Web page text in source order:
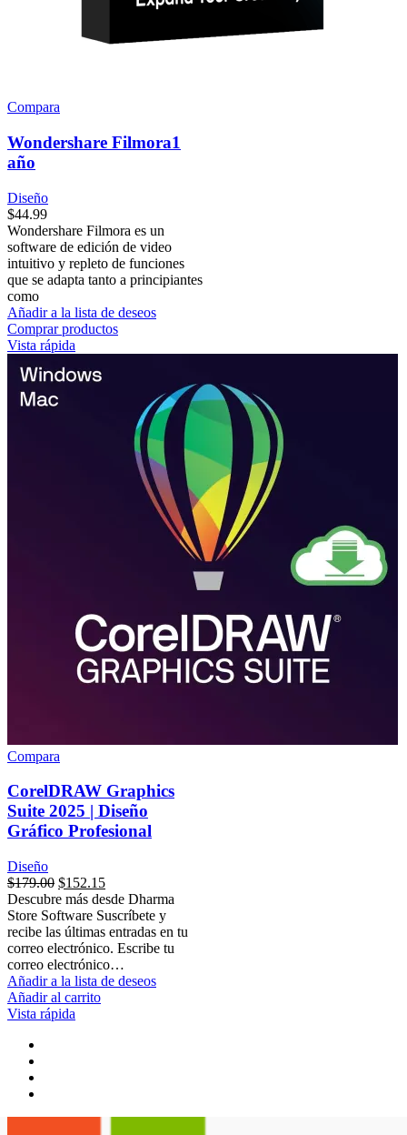
Compara
Wondershare Filmora1
año
Diseño
$44.99
Wondershare Filmora es un
software de edición de video
intuitivo y repleto de funciones
que se adapta tanto a principiantes
como
Añadir a la lista de deseos
Comprar productos
Vista rápida
Compara
CorelDRAW Graphics
Suite 2025 | Diseño
Gráfico Profesional
Diseño
$179.00 $152.15
Descubre más desde Dharma
Store Software Suscríbete y
recibe las últimas entradas en tu
correo electrónico. Escribe tu
correo electrónico…
Añadir a la lista de deseos
Añadir al carrito
Vista rápida